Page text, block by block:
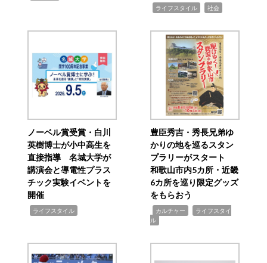
ライフスタイル 社会
ノーベル賞受賞・白川
英樹博士が小中高生を
直接指導 名城大学が
講演会と導電性プラス
チック実験イベントを
開催
ライフスタイル
豊臣秀吉・秀長兄弟ゆ
かりの地を巡るスタン
プラリーがスタート
和歌山市内5カ所・近畿
6カ所を巡り限定グッズ
をもらおう
カルチャー
ライフスタイ
ル